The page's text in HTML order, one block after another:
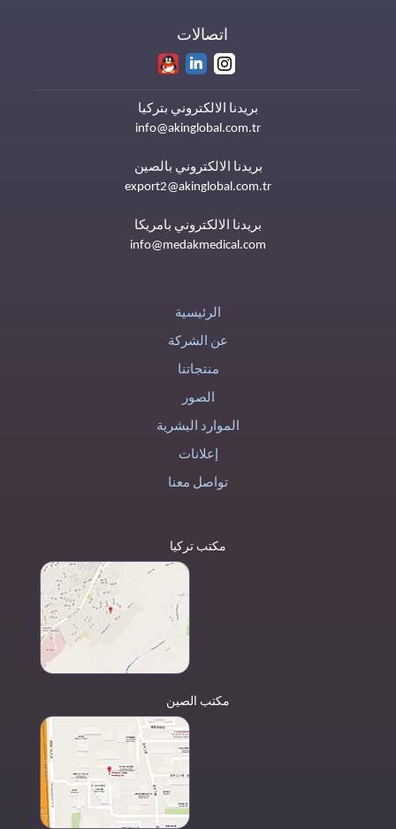
اتصالات
بريدنا الالكتروني بتركيا
info@akinglobal.com.tr
بريدنا الالكتروني بالصين
export2@akinglobal.com.tr
بريدنا الالكتروني بامريكا
info@medakmedical.com
الرئيسية
عن الشركة
منتجاتنا
الصور
الموارد البشرية
إعلانات
تواصل معنا
مكتب تركيا
مكتب الصين